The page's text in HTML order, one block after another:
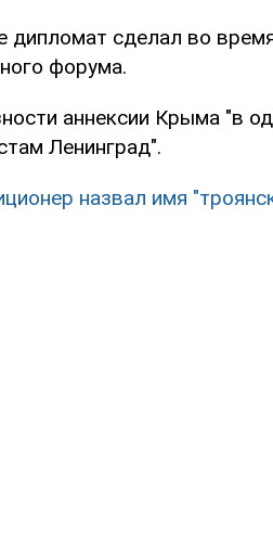
дипломат сделал во
форума.
аннексии Крыма "в
Ленинград".
назвал имя